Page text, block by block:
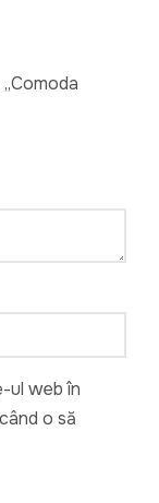
ul web în
o să